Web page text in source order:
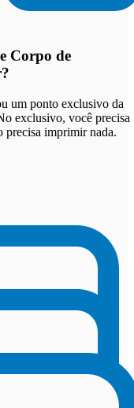
Corpo de
?
um ponto exclusivo da
exclusivo, você precisa
precisa imprimir nada.